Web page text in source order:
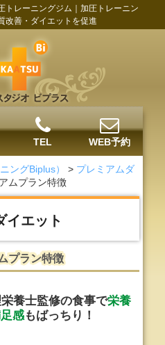
トレーニングジム｜加圧トレーニン
改善・ダイエットを促進
TEL WEB予約
ングBiplus） > プレミアムダ
ムプラン特徴
イエット
プラン特徴
養士監修の食事で栄養
感もばっちり！